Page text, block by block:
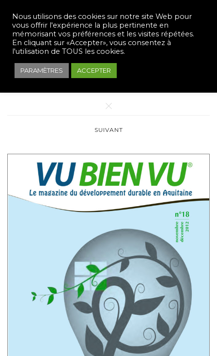
SUIVANT
Nous utilisons des cookies sur notre site Web pour
vous offrir l'expérience la plus pertinente en
mémorisant vos préférences et les visites répétées.
En cliquant sur «Accepter», vous consentez à
l'utilisation de TOUS les cookies.
PARAMÈTRES ACCEPTER